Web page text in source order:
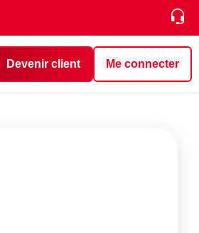
Devenir client Me connecter